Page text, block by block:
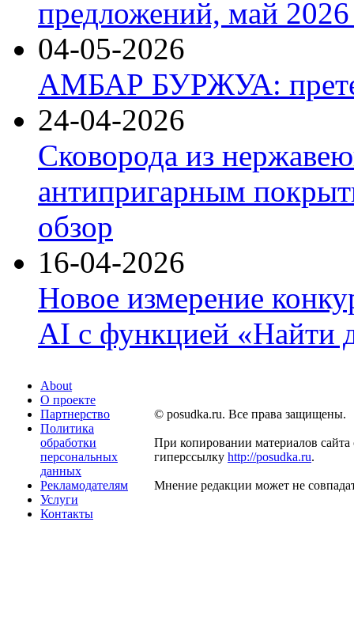
предложений, май 2026
04-05-2026
АМБАР БУРЖУА:
24-04-2026
Сковорода из
антипригарным
обзор
16-04-2026
Новое измерение
AI с функцией «Найти
About
О проекте
Партнерство
Политика
обработки
персональных
данных
Рекламодателям
Услуги
Контакты
© posudka.ru. Все права защищены.
При копировании материалов сайта
гиперссылку http://posudka.ru.
Мнение редакции может не